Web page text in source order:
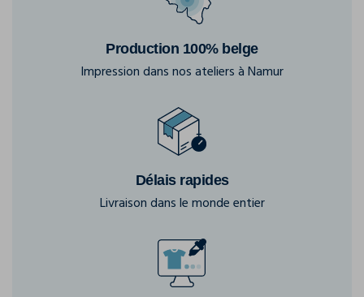
Production 100% belge
Impression dans nos ateliers à Namur
Délais rapides
Livraison dans le monde entier